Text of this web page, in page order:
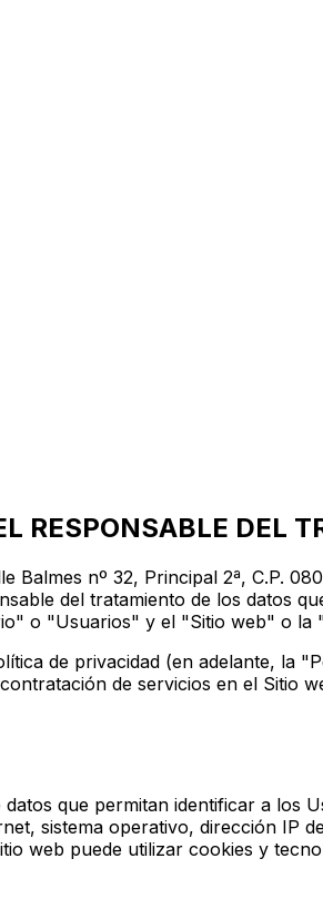
RESPONSABLE DEL
nº 32, Principal 2ª, C.P.
del tratamiento de los datos
o "Usuarios" y el "Sitio web" o la
de privacidad (en adelante, la
de servicios en el Sitio
que permitan identificar a los
sistema operativo, dirección IP
web puede utilizar cookies y